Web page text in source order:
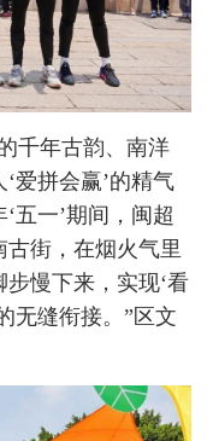
千年古韵、南洋
爱拼会赢’的精气
五一’期间，闽超
街，在烟火气里
慢下来，实现‘看
无缝衔接。”区文